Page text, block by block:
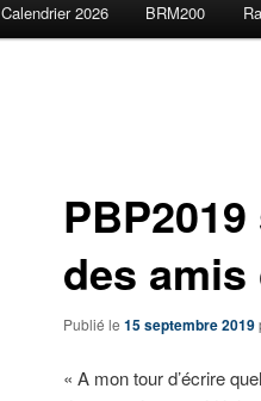
Calendrier 2026 BRM200
des
Publié le 15 septembre 2019
« A mon tour d’écrire